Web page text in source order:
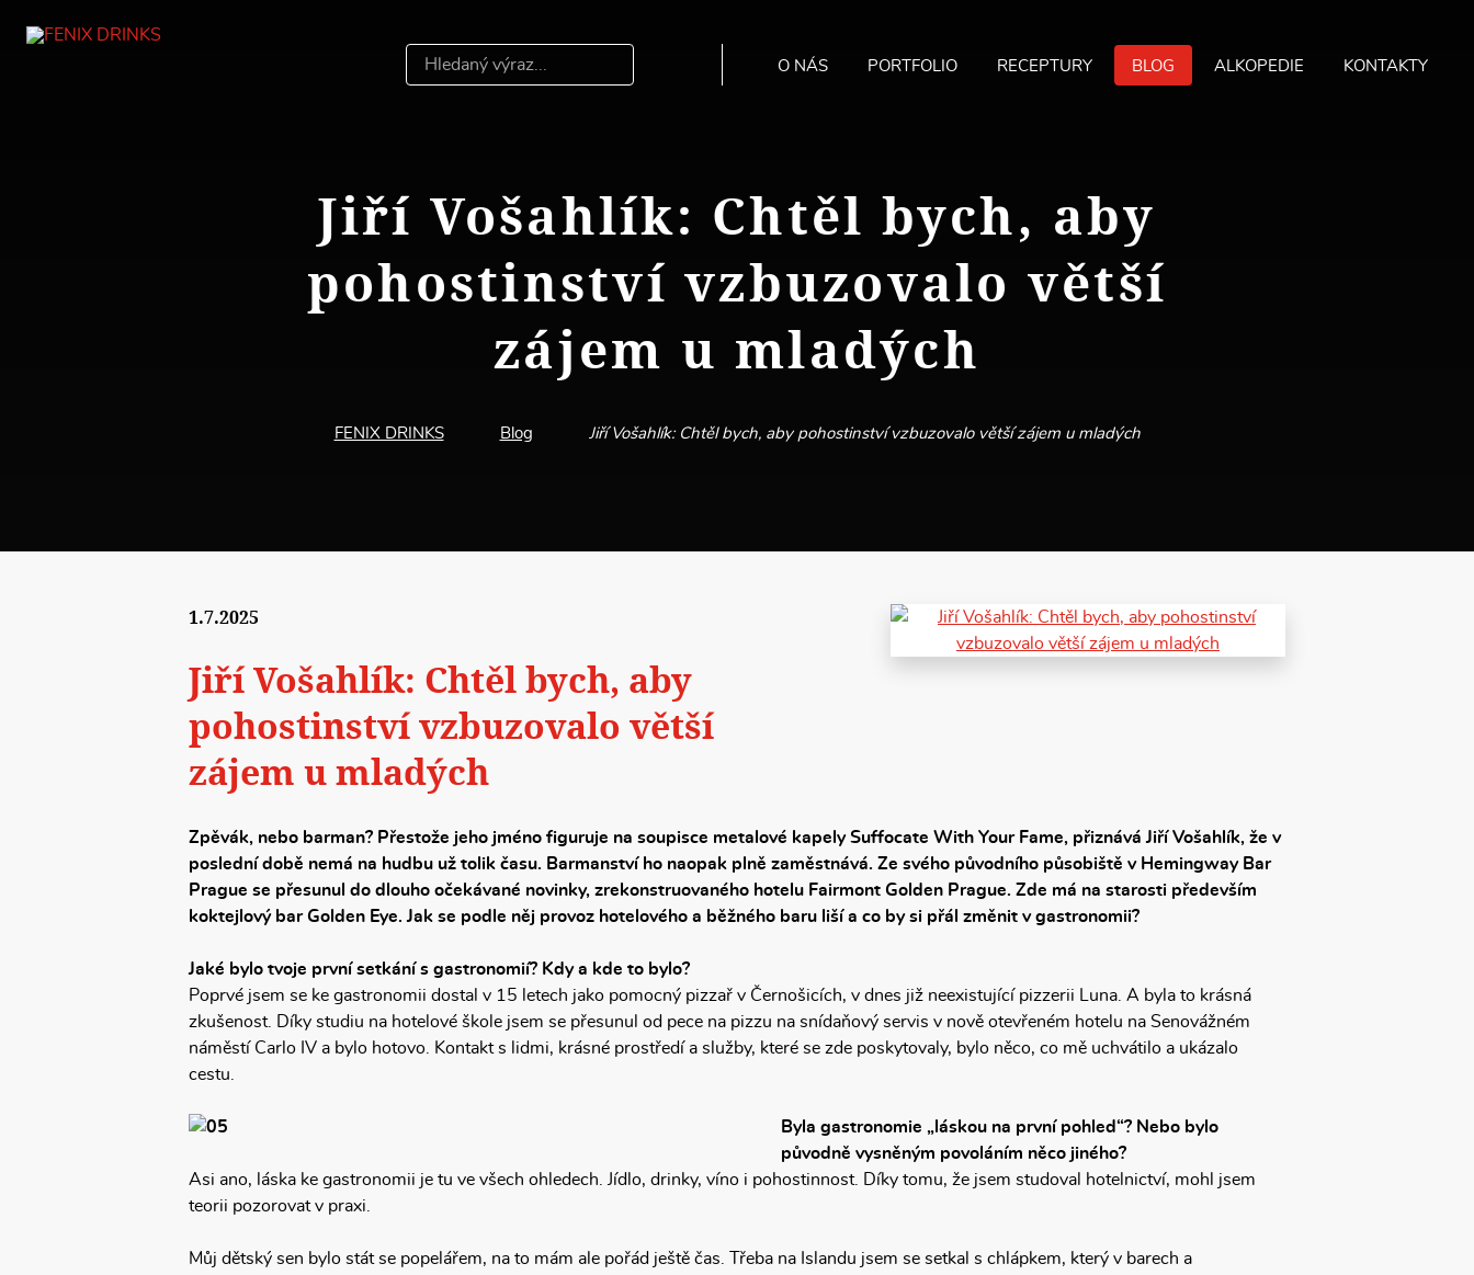
Hledáný
O NÁS PORTFOLIO RECEPTURY BLOG ALKOPEDIE KONTAKTY
Jiří Vošahlík: Chtěl bych, aby
pohostinství vzbuzovalo větší
zájem u mladých
FENIX DRINKS Blog Jiří Vošahlík: Chtěl bych, aby pohostinství vzbuzovalo větší zájem u mladých
1.7.2025
Jiří Vošahlík: Chtěl bych, aby
pohostinství vzbuzovalo větší
zájem u mladých
Zpěvák, nebo barman? Přestože jeho jméno figuruje na soupisce metalové kapely Suffocate With Your Fame, přiznává Jiří Vošahlík, že v
poslední době nemá na hudbu už tolik času. Barmanství ho naopak plně zaměstnává. Ze svého původního působiště v Hemingway Bar
Prague se přesunul do dlouho očekávané novinky, zrekonstruovaného hotelu Fairmont Golden Prague. Zde má na starosti především
koktejlový bar Golden Eye. Jak se podle něj provoz hotelového a běžného baru liší a co by si přál změnit v gastronomii?
Jaké bylo tvoje první setkání s gastronomií? Kdy a kde to bylo?
Poprvé jsem se ke gastronomii dostal v 15 letech jako pomocný pizzař v Černošicích, v dnes již neexistující pizzerii Luna. A byla to krásná
zkušenost. Díky studiu na hotelové škole jsem se přesunul od pece na pizzu na snídaňový servis v nově otevřeném hotelu na Senovážném
náměstí Carlo IV a bylo hotovo. Kontakt s lidmi, krásné prostředí a služby, které se zde poskytovaly, bylo něco, co mě uchvátilo a ukázalo
cestu.
Byla gastronomie „láskou na první pohled“? Nebo bylo
původně vysněným povoláním něco jiného?
Asi ano, láska ke gastronomii je tu ve všech ohledech. Jídlo, drinky, víno i pohostinnost. Díky tomu, že jsem studoval hotelnictví, mohl jsem
teorii pozorovat v praxi.
Můj dětský sen bylo stát se popelářem, na to mám ale pořád ještě čas. Třeba na Islandu jsem se setkal s chlápkem, který v barech a